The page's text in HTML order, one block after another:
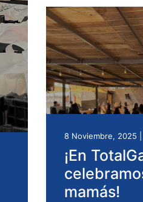
8 Noviembre, 2025
¡En
mamás!